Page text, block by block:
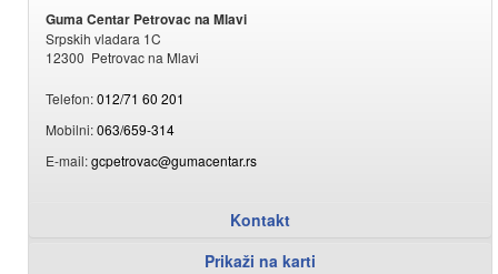
Guma Centar Petrovac na Mlavi
Srpskih vladara 1C
12300 Petrovac na Mlavi
Telefon:012/71 60 201
Mobilni:063/659-314
E-mail:gcpetrovac@gumacentar.rs
Kontakt
Prikaži na karti